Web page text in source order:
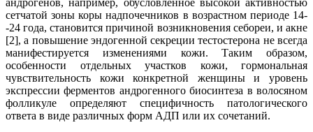
сетчатой зоны коры надпочечников в возрастном периоде 14-
-24 года, становится причиной возникновения себореи, и акне
[2], а повышение эндогенной секреции тестостерона не всегда
манифестируется изменениями кожи. Таким образом,
особенности отдельных участков кожи, гормональная
чувствительность кожи конкретной женщины и уровень
экспрессии ферментов андрогенного биосинтеза в волосяном
фолликуле определяют специфичность патологического
ответа в виде различных форм АДП или их сочетаний.